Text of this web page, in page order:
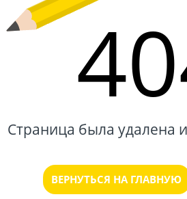
Страница была удалена
ВЕРНУТЬСЯ НА ГЛАВНУЮ